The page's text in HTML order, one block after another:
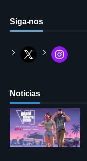
Siga-nos
Notícias